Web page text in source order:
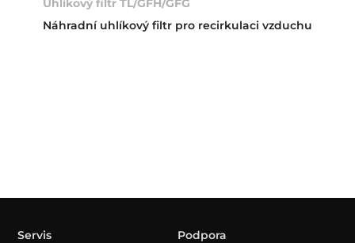
Náhradní uhlíkový filtr pro recirkulaci vzduchu
Servis Podpora